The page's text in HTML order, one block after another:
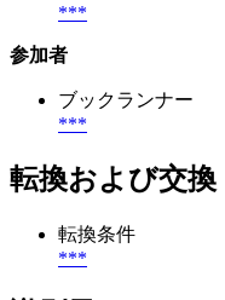
***
参加者
ブックランナー
***
転換および交換
転換条件
***